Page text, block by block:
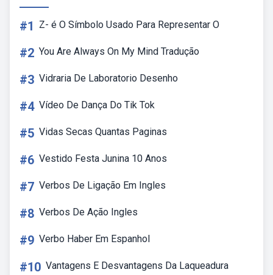
#1 Z- é O Símbolo Usado Para Representar O
#2 You Are Always On My Mind Tradução
#3 Vidraria De Laboratorio Desenho
#4 Vídeo De Dança Do Tik Tok
#5 Vidas Secas Quantas Paginas
#6 Vestido Festa Junina 10 Anos
#7 Verbos De Ligação Em Ingles
#8 Verbos De Ação Ingles
#9 Verbo Haber Em Espanhol
#10 Vantagens E Desvantagens Da Laqueadura